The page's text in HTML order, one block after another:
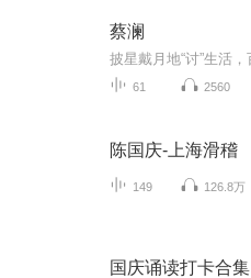
蔡澜
61 2560
陈国庆-上海滑稽
149 126.8万
国庆诵读打卡合集